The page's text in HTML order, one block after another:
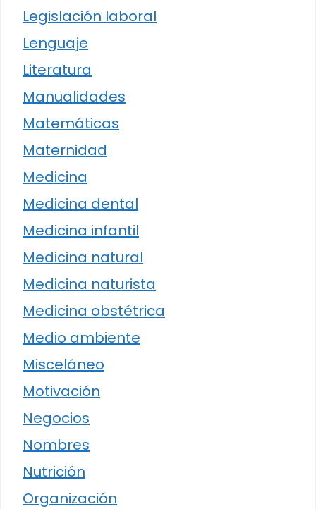
Legislación laboral
Lenguaje
Literatura
Manualidades
Matemáticas
Maternidad
Medicina
Medicina dental
Medicina infantil
Medicina natural
Medicina naturista
Medicina obstétrica
Medio ambiente
Misceláneo
Motivación
Negocios
Nombres
Nutrición
Organización